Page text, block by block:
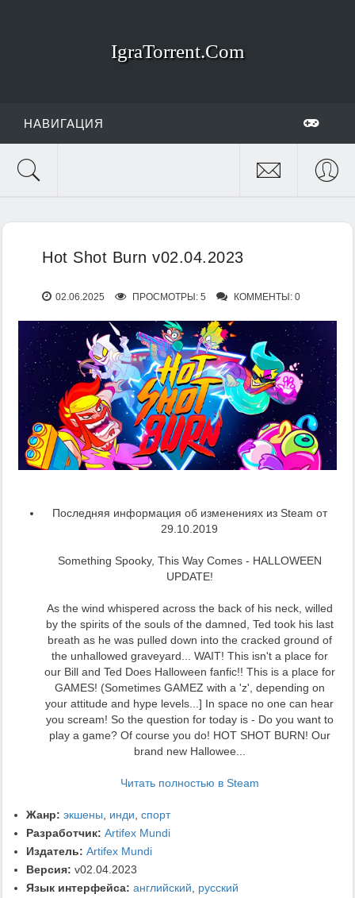
IgraTorrent.Com
НАВИГАЦИЯ
Hot Shot Burn v02.04.2023
02.06.2025 ПРОСМОТРЫ: 5 КОММЕНТЫ: 0
Последняя информация об изменениях из Steam от
29.10.2019
Something Spooky, This Way Comes - HALLOWEEN
UPDATE!
As the wind whispered across the back of his neck, willed
by the spirits of the souls of the damned, Ted took his last
breath as he was pulled down into the cracked ground of
the unhallowed graveyard... WAIT! This isn't a place for
our Bill and Ted Does Halloween fanfic!! This is a place for
GAMES! (Sometimes GAMEZ with a 'z', depending on
your attitude and hype levels...] In space no one can hear
you scream! So the question for today is - Do you want to
play a game? Of course you do! HOT SHOT BURN! Our
brand new Hallowee...
Читать полностью в Steam
Жанр: экшены инди спорт
Разработчик: Artifex Mundi
Издатель: Artifex Mundi
Версия: v02.04.2023
Язык интерфейса: английский
русский